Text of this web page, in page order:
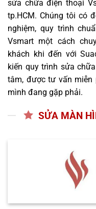
sửa chữa điện thoại
tp.HCM. Chúng tôi có
nghiệm, quy trình
Vsmart một cách
khách khi đến với
kiến quy trình sửa
tâm, được tư vấn miễn
mình đang gặp phải.
SỬA MÀN